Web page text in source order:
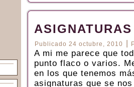
Publicado 24 octubre, 2010
A mi me parece que
punto flaco o varios.
en los que tenemos
asignaturas que se